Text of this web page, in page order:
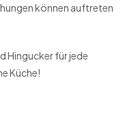
können auftreten
Hingucker für jede
Küche!